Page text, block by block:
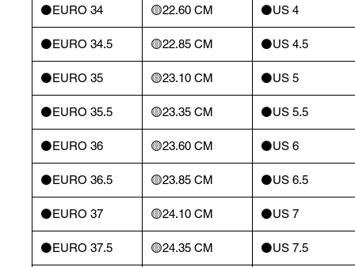
⚫️EURO 34 🟡22.60 CM ⚫️US 4
⚫️EURO 34.5 🟡22.85 CM ⚫️US 4.5
⚫️EURO 35 🟡23.10 CM ⚫️US 5
⚫️EURO 35.5 🟡23.35 CM ⚫️US 5.5
⚫️EURO 36 🟡23.60 CM ⚫️US 6
⚫️EURO 36.5 🟡23.85 CM ⚫️US 6.5
⚫️EURO 37 🟡24.10 CM ⚫️US 7
⚫️EURO 37.5 🟡24.35 CM ⚫️US 7.5